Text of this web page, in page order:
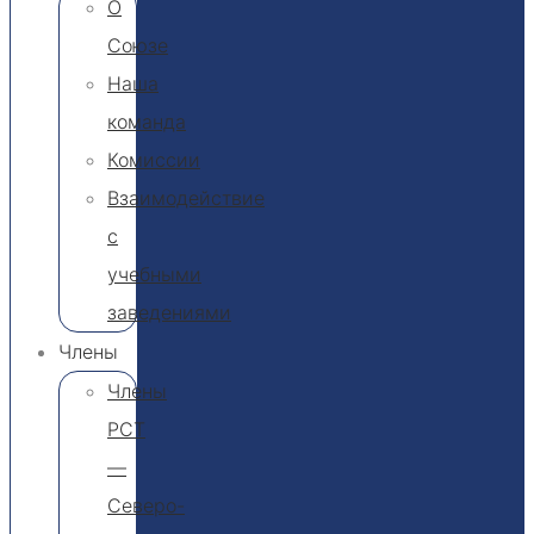
О
Союзе
Наша
команда
Комиссии
Взаимодействие
с
учебными
заведениями
Члены
Члены
РСТ
—
Северо-